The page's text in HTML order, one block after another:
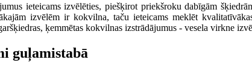
ieteicams izvēlēties, piešķirot priekšroku dabīgām
izvēlēm ir kokvilna, taču ieteicams meklēt
ķemmētas kokvilnas izstrādājumus - vesela virkne
guļamistabā